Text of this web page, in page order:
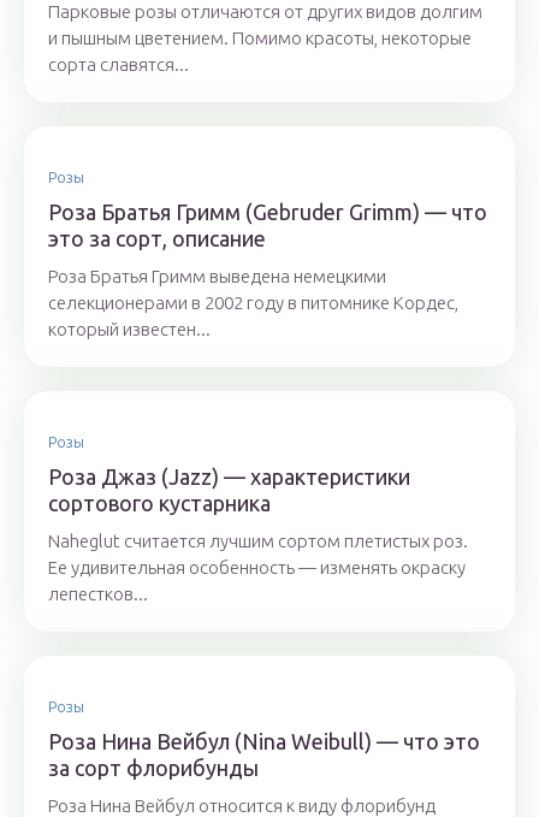
Парковые розы отличаются от других видов долгим
и пышным цветением. Помимо красоты, некоторые
сорта славятся...
Розы
Роза Братья Гримм (Gebruder Grimm) — что
это за сорт, описание
Роза Братья Гримм выведена немецкими
селекционерами в 2002 году в питомнике Кордес,
который известен...
Розы
Роза Джаз (Jazz) — характеристики
сортового кустарника
Naheglut считается лучшим сортом плетистых роз.
Ее удивительная особенность — изменять окраску
лепестков...
Розы
Роза Нина Вейбул (Nina Weibull) — что это
за сорт флорибунды
Роза Нина Вейбул относится к виду флорибунд